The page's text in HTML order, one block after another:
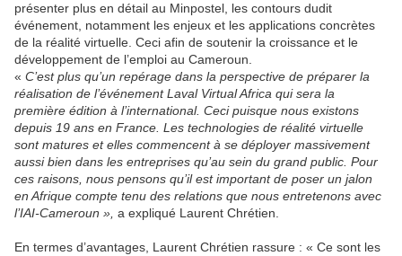
présenter plus en détail au Minpostel, les contours dudit
événement, notamment les enjeux et les applications concrètes
de la réalité virtuelle. Ceci afin de soutenir la croissance et le
développement de l’emploi au Cameroun.
« C’est plus qu’un repérage dans la perspective de préparer la
réalisation de l’événement Laval Virtual Africa qui sera la
première édition à l’international. Ceci puisque nous existons
depuis 19 ans en France. Les technologies de réalité virtuelle
sont matures et elles commencent à se déployer massivement
aussi bien dans les entreprises qu’au sein du grand public. Pour
ces raisons, nous pensons qu’il est important de poser un jalon
en Afrique compte tenu des relations que nous entretenons avec
l’IAI-Cameroun », a expliqué Laurent Chrétien.
En termes d’avantages, Laurent Chrétien rassure : « Ce sont les